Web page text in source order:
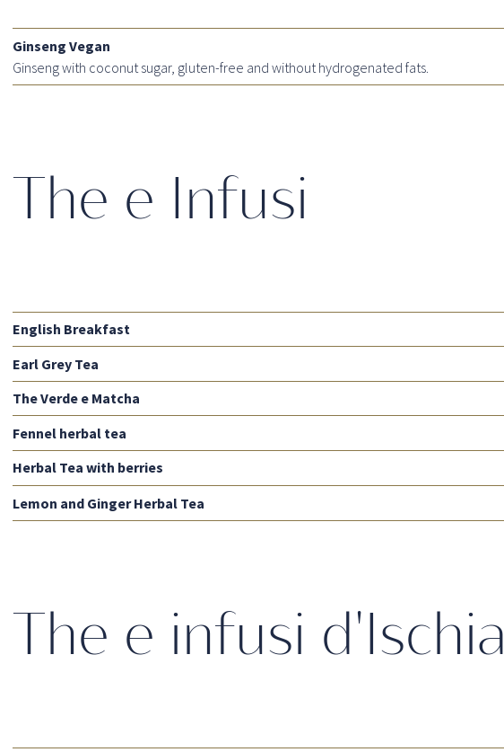
Ginseng Vegan
Ginseng with coconut sugar, gluten-free and without hydrogenated fats.
The e Infusi
English Breakfast
Earl Grey Tea
The Verde e Matcha
Fennel herbal tea
Herbal Tea with berries
Lemon and Ginger Herbal Tea
The e infusi d'Ischia